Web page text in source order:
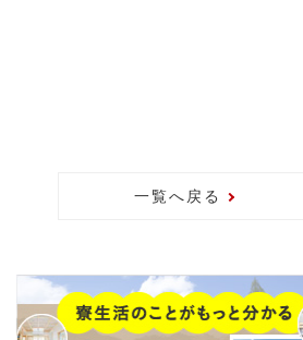
一覧へ戻る